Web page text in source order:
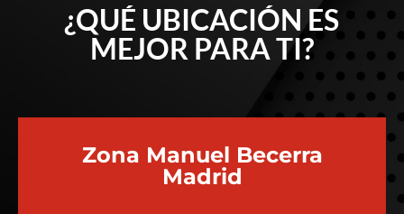
¿QUÉ UBICACIÓN ES
MEJOR PARA TI?
Zona Manuel Becerra
Madrid